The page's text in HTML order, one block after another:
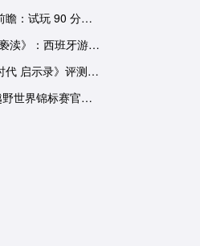
Polygon《轮回之兽》上手前瞻：试玩 90 分钟后，我依然有一肚子疑惑
从《盟军敢死队》到《神之亵渎》：西班牙游戏工作室盘点
Polygon《毁灭战士：黑暗时代 启示录》评测：轰轰烈烈的谢幕演出？
《MXGP 26》公布，摩托越野世界锦标赛官方游戏回归